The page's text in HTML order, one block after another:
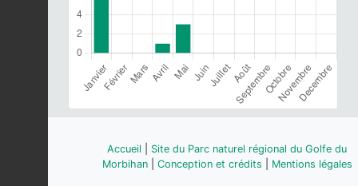
Accueil
Site du Parc naturel régional du Golfe du
Morbihan| Conception et crédits Mentions légales